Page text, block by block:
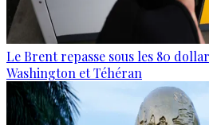
Le Brent repasse sous les 80
Washington et Téhéran